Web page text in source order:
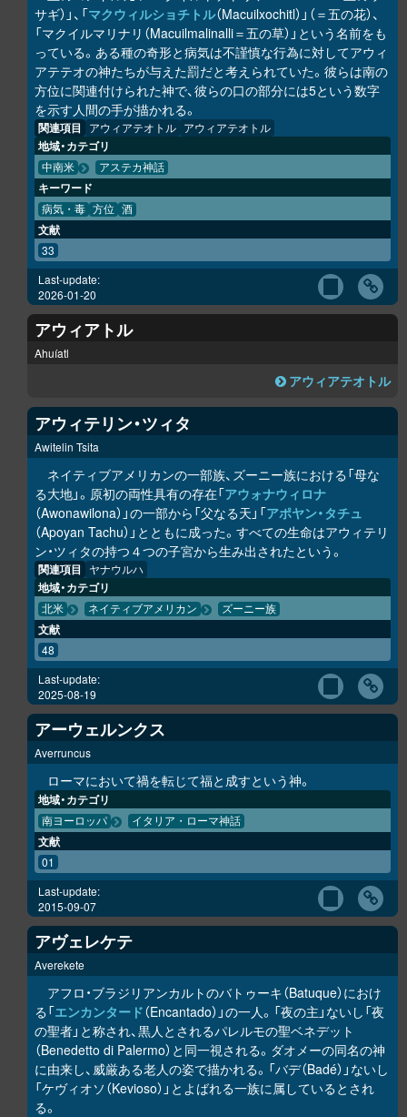
サギ）」、「マクウィルショチトル（Macuilxochitl）」（＝五の花）、
「マクイルマリナリ（Macuilmalinalli＝五の草）」という名前をも
っている。ある種の奇形と病気は不謹慎な行為に対してアウィ
アテテオの神たちが与えた罰だと考えられていた。彼らは南の
方位に関連付けられた神で、彼らの口の部分には5という数字
を示す人間の手が描かれる。
関連項目 アウィアテオトル アウィアテオトル
地域・カテゴリ
中南米 アステカ神話
キーワード
病気・毒 方位 酒
文献
33
Last-update:
2026-01-20
アウィアトル
Ahuíatl
アウィアテオトル
アウィテリン・ツィタ
Awitelin Tsita
ネイティブアメリカンの一部族、ズーニー族における「母な
る大地」。原初の両性具有の存在「アウォナウィロナ
（Awonawilona）」の一部から「父なる天」「アポヤン・タチュ
（Apoyan Tachu）」とともに成った。すべての生命はアウィテリ
ン・ツィタの持つ４つの子宮から生み出されたという。
関連項目 ヤナウルハ
地域・カテゴリ
北米 ネイティブアメリカン ズーニー族
文献
48
Last-update:
2025-08-19
アーウェルンクス
Averruncus
ローマにおいて禍を転じて福と成すという神。
地域・カテゴリ
南ヨーロッパ イタリア・ローマ神話
文献
01
Last-update:
2015-09-07
アヴェレケテ
Averekete
アフロ・ブラジリアンカルトのバトゥーキ（Batuque）におけ
る「エンカンタード（Encantado）」の一人。「夜の主」ないし「夜
の聖者」と称され、黒人とされるパレルモの聖ベネデット
（Benedetto di Palermo）と同一視される。ダオメーの同名の神
に由来し、威厳ある老人の姿で描かれる。「バデ（Badé）」ないし
「ケヴィオソ（Kevioso）」とよばれる一族に属しているとされ
る。